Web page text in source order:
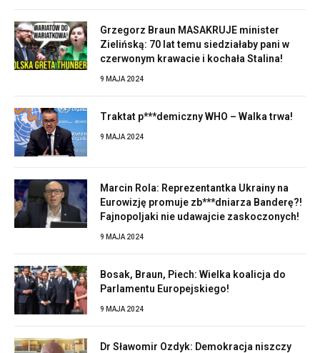
Grzegorz Braun MASAKRUJE minister
Zielińską: 70 lat temu siedziałaby pani w
czerwonym krawacie i kochała Stalina!
9 MAJA 2024
Traktat p***demiczny WHO – Walka trwa!
9 MAJA 2024
Marcin Rola: Reprezentantka Ukrainy na
Eurowizję promuje zb***dniarza Banderę?!
Fajnopoljaki nie udawajcie zaskoczonych!
9 MAJA 2024
Bosak, Braun, Piech: Wielka koalicja do
Parlamentu Europejskiego!
9 MAJA 2024
Dr Sławomir Ozdyk: Demokracja niszczy